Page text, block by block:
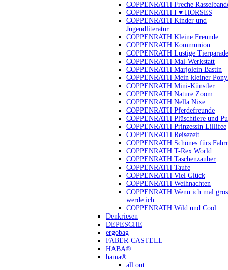
COPPENRATH Freche
COPPENRATH I ♥ HORSES
COPPENRATH Kinder und
Jugendliteratur
COPPENRATH Kleine Freunde
COPPENRATH Kommunion
COPPENRATH Lustige Tierparade
COPPENRATH Mal-Werkstatt
COPPENRATH Marjolein Bastin
COPPENRATH Mein kleiner
COPPENRATH Mini-Künstler
COPPENRATH Nature Zoom
COPPENRATH Nella Nixe
COPPENRATH Pferdefreunde
COPPENRATH Plüschtiere und
COPPENRATH Prinzessin Lillifee
COPPENRATH Reisezeit
COPPENRATH Schönes fürs
COPPENRATH T-Rex World
COPPENRATH Taschenzauber
COPPENRATH Taufe
COPPENRATH Viel Glück
COPPENRATH Weihnachten
COPPENRATH Wenn ich mal
werde ich
COPPENRATH Wild und Cool
Denkriesen
DEPESCHE
ergobag
FABER-CASTELL
HABA®
hama®
all out